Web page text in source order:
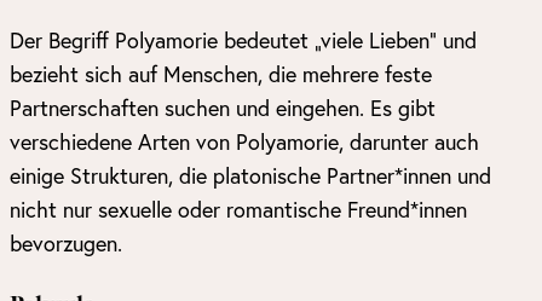
Der Begriff Polyamorie bedeutet „viele Lieben“ und
bezieht sich auf Menschen, die mehrere feste
Partnerschaften suchen und eingehen. Es gibt
verschiedene Arten von Polyamorie, darunter auch
einige Strukturen, die platonische Partner*innen und
nicht nur sexuelle oder romantische Freund*innen
bevorzugen.